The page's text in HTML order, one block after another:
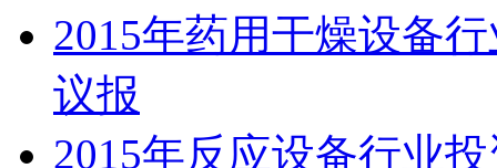
2015年药用干燥设备
议报
2015年反应设备行业